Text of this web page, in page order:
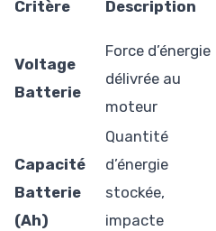
Critère Description
Voltage
Batterie
Force d’énergie
délivrée au
moteur
Capacité
Batterie
(Ah)
Quantité
d’énergie
stockée,
impacte